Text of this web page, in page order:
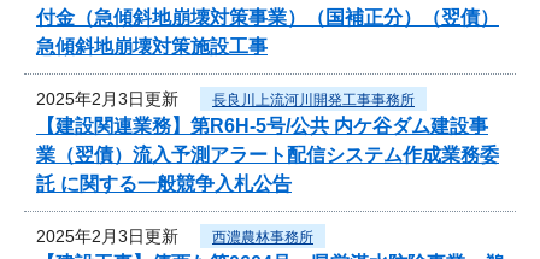
付金（急傾斜地崩壊対策事業）（国補正分）（翌債）
急傾斜地崩壊対策施設工事
2025年2月3日更新 長良川上流河川開発工事事務所
【建設関連業務】第R6H-5号/公共 内ケ谷ダム建設事
業（翌債）流入予測アラート配信システム作成業務委
託 に関する一般競争入札公告
2025年2月3日更新 西濃農林事務所